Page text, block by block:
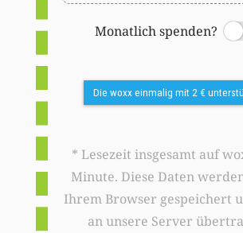
Monatlich spenden?
Switch
Die woxx einmalig mit 2 €
* Lesezeit insgesamt auf
Minute. Diese Daten
Ihrem Browser gespeichert
an unsere Server